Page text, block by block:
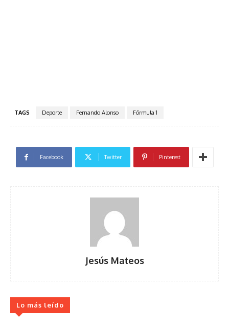
TAGS Deporte Fernando Alonso Fórmula 1
Facebook Twitter Pinterest
Jesús Mateos
Lo más leído